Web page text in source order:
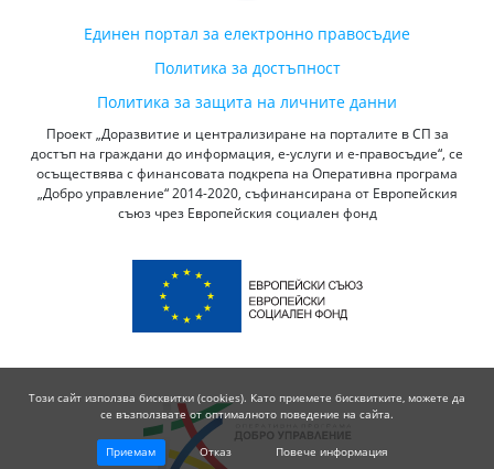
Единен портал за електронно правосъдие
Политика за достъпност
Политика за защита на личните данни
Проект „Доразвитие и централизиране на порталите в СП за
достъп на граждани до информация, е-услуги и е-правосъдие“, се
осъществява с финансовата подкрепа на Оперативна програма
„Добро управление“ 2014-2020, съфинансирана от Европейския
съюз чрез Европейския социален фонд
Този сайт използва бисквитки (cookies). Като приемете бисквитките, можете да
се възползвате от оптималното поведение на сайта.
Приемам Отказ Повече информация